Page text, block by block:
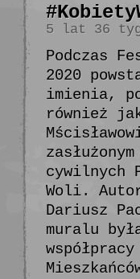
5 lat 36
Podczas
2020
imienia,
również
cywilnych
Woli.
Dariusz
muralu